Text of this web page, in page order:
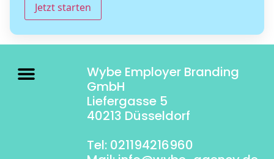
Jetzt starten
Wybe Employer Branding
GmbH
Liefergasse 5
40213 Düsseldorf
Tel: 021194216960